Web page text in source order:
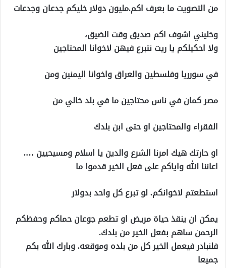
من التصويت ما بعرف اكم.مليون دولار خليكم جدعان وجدعات
وخليني اشوف اكم صديق وقت الضيق،
ولا احكيلكم يا ريت نتبرع فيهن لاخوانا المحتاجين
في سورريا وفلسطين والعراق واخوانا اليمنين ومن
مصر كمان في ناس محتاجين ما في بلد خالي من
الفقراء والمحتاجين او حتى ابن بلدك
او حارتك هيك امرنا الشرع والدين يا اسلام ومسيحيين ….
اعاننا الله واياكم على فعل الخير قدموا ما
استطعتم لاخوانكم. لو تبرع كل واحد بدولار
يمكن ان ينقذ حياة مريض او تطعم جوعان حماكم وحفظكم
الرحمن ساهم بفعل الخير من بلدك.
فلنبادر فيعمل الخير كل من بلده وموقعه. وبارك الله بكم
جميعا